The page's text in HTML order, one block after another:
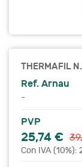
THERMAFIL
Ref. Arnau
-
PVP
25,74 €
Con IVA (10%):